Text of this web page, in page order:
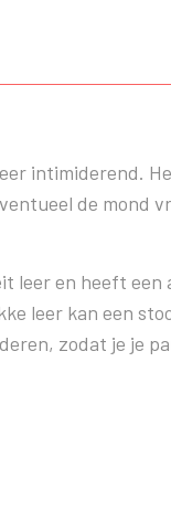
intimiderend.
de mond
en heeft een
leer kan een
zodat je je